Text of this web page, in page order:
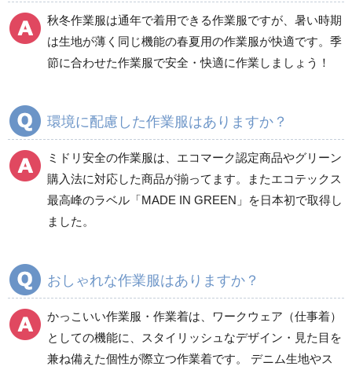
食品産業用長袖
食品産業用半袖
ワークパンツ
春夏ワークパンツ作業
ズボン
秋冬ワークパンツ作業
ズボン
ツ
クリーンウェアワーク
パンツ
カーゴパンツ
春夏カーゴパンツ作業
ズボン
ズボン
秋冬作業服は通年で着用できる作業服ですが、暑い時期
は生地が薄く同じ機能の春夏用の作業服が快適です。季
節に合わせた作業服で安全・快適に作業しましょう！
環境に配慮した作業服はありますか？
ミドリ安全の作業服は、エコマーク認定商品やグリーン
購入法に対応した商品が揃ってます。またエコテックス
最高峰のラベル「MADE IN GREEN」を日本初で取得し
ました。
おしゃれな作業服はありますか？
かっこいい作業服・作業着は、ワークウェア（仕事着）
としての機能に、スタイリッシュなデザイン・見た目を
兼ね備えた個性が際立つ作業着です。 デニム生地やス